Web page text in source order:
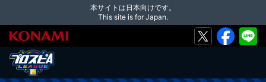
本サイトは日本向けです。
This site is for Japan.